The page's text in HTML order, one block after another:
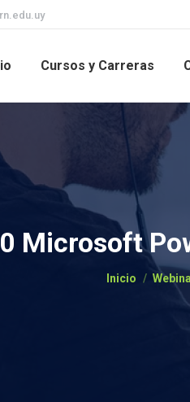
Cursos y Carreras
Microsoft
Estás aquí:
Inicio